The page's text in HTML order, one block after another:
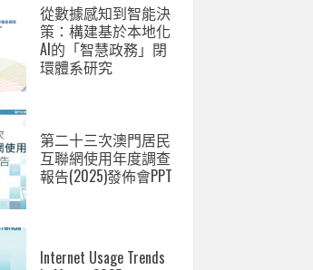
從數據感知到智能決
策：構建基於本地化
AI的「智慧政務」閉
環體系研究
第二十三次澳門居民
互聯網使用年度調查
報告(2025)發佈會PPT
Internet Usage Trends